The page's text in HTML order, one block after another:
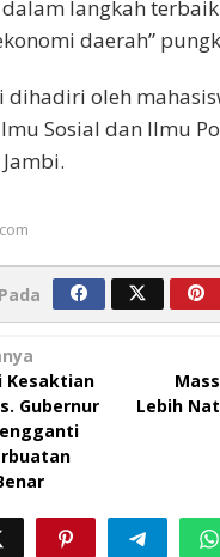
langkah
daerah”
dihadiri oleh
Sosial dan Ilmu
Kesaktian
Gubernur
Lebih